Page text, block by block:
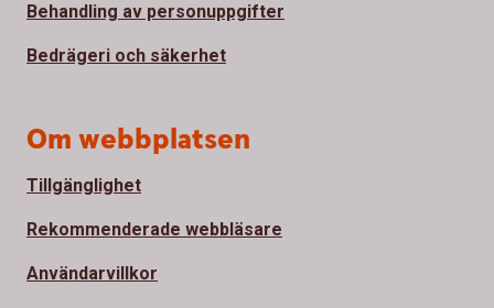
Behandling av personuppgifter
Bedrägeri och säkerhet
Om webbplatsen
Tillgänglighet
Rekommenderade webbläsare
Användarvillkor